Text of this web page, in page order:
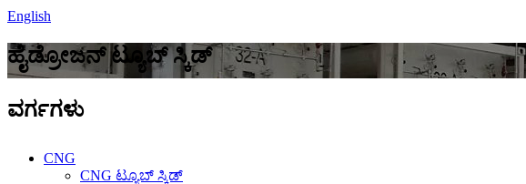
English
ಹೈಡ್ರೋಜನ್ ಟ್ಯೂಬ್ ಸ್ಕಿಡ್
ವರ್ಗಗಳು
CNG
CNG ಟ್ಯೂಬ್ ಸ್ಕಿಡ್